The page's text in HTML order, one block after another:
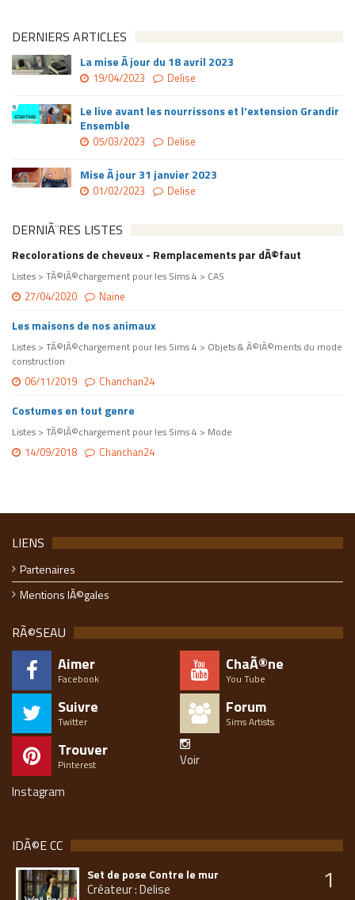
DERNIERS ARTICLES
La mise Ã jour du 18 avril 2023
19/04/2023 Delise
Le live avant les nourrissons et l'extension Grandir
Ensemble
05/03/2023 Delise
Mise Ã jour 31 janvier 2023
01/02/2023 Delise
DERNIÃ¨RES LISTES
Recolorations de cheveux - Remplacements par dÃ©faut
Listes > TÃ©lÃ©chargement pour les Sims 4 > CAS
27/04/2020 Naine
Les maisons de nos animaux
Listes > TÃ©lÃ©chargement pour les Sims 4 > Objets & Ã©lÃ©ments du mode
construction
06/11/2019 Chanchan24
Costumes en tout genre
Listes > TÃ©lÃ©chargement pour les Sims 4 > Mode
14/09/2018 Chanchan24
LIENS
Partenaires
Mentions lÃ©gales
RÃ©SEAU
Aimer
Facebook
ChaÃ®ne
You Tube
Suivre
Twitter
Forum
Sims Artists
Trouver
Pinterest
Voir
Instagram
IDÃ©E CC
Set de pose Contre le mur
Créateur : Delise 1